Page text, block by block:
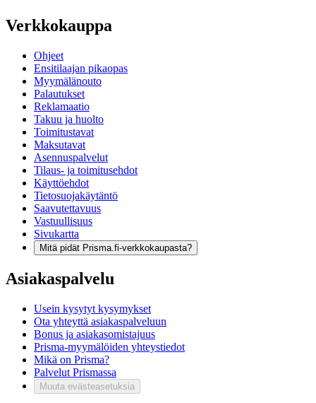
Verkkokauppa
Ohjeet
Ensitilaajan pikaopas
Myymälänouto
Palautukset
Reklamaatio
Takuu ja huolto
Toimitustavat
Maksutavat
Asennuspalvelut
Tilaus- ja toimitusehdot
Käyttöehdot
Tietosuojakäytäntö
Saavutettavuus
Vastuullisuus
Sivukartta
Mitä pidät Prisma.fi-verkkokaupasta?
Asiakaspalvelu
Usein kysytyt kysymykset
Ota yhteyttä asiakaspalveluun
Bonus ja asiakasomistajuus
Prisma-myymälöiden yhteystiedot
Mikä on Prisma?
Palvelut Prismassa
Muuta evästeasetuksia